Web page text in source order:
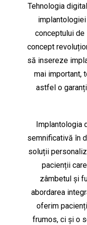
Tehnologia
conceptului
concept
să insereze
mai important,
astfel o
Implantologia
semnificativă în
soluții
pacienții
zâmbetul și
abordarea
oferim
frumos, ci și o